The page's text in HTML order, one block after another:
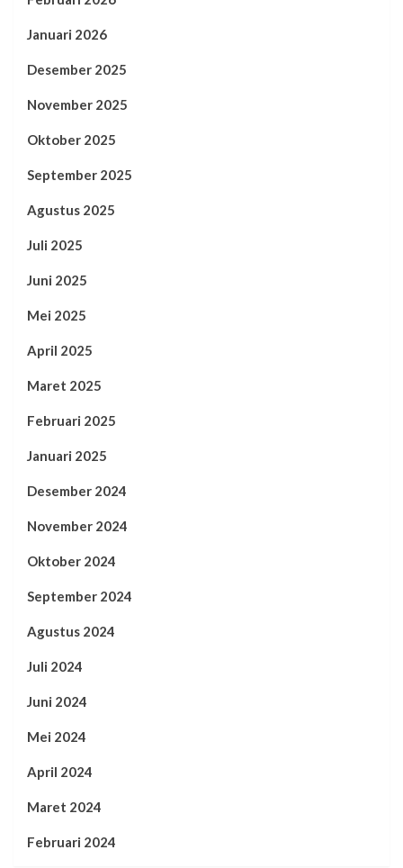
Januari 2026
Desember 2025
November 2025
Oktober 2025
September 2025
Agustus 2025
Juli 2025
Juni 2025
Mei 2025
April 2025
Maret 2025
Februari 2025
Januari 2025
Desember 2024
November 2024
Oktober 2024
September 2024
Agustus 2024
Juli 2024
Juni 2024
Mei 2024
April 2024
Maret 2024
Februari 2024